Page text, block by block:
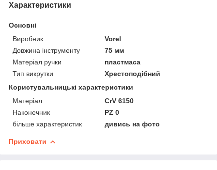
Характеристики
Основні
Виробник
Vorel
Довжина інструменту
75 мм
Матеріал ручки
пластмаса
Тип викрутки
Хрестоподібний
Користувальницькі характеристики
Матеріал
CrV 6150
Наконечник
PZ 0
більше характеристик
дивись на фото
Приховати